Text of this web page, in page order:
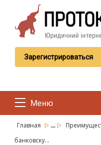
Зарегистрироваться
Меню
Главная ...
банковску...